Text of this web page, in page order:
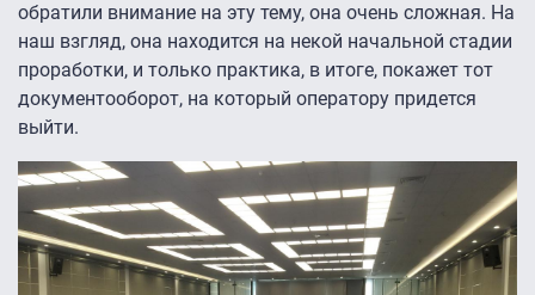
обратили внимание на эту тему, она очень сложная. На
наш взгляд, она находится на некой начальной стадии
проработки, и только практика, в итоге, покажет тот
документооборот, на который оператору придется
выйти.